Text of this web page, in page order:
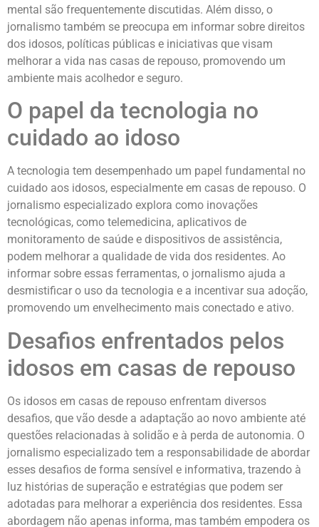
mental são frequentemente discutidas. Além disso, o
jornalismo também se preocupa em informar sobre direitos
dos idosos, políticas públicas e iniciativas que visam
melhorar a vida nas casas de repouso, promovendo um
ambiente mais acolhedor e seguro.
O papel da tecnologia no
cuidado ao idoso
A tecnologia tem desempenhado um papel fundamental no
cuidado aos idosos, especialmente em casas de repouso. O
jornalismo especializado explora como inovações
tecnológicas, como telemedicina, aplicativos de
monitoramento de saúde e dispositivos de assistência,
podem melhorar a qualidade de vida dos residentes. Ao
informar sobre essas ferramentas, o jornalismo ajuda a
desmistificar o uso da tecnologia e a incentivar sua adoção,
promovendo um envelhecimento mais conectado e ativo.
Desafios enfrentados pelos
idosos em casas de repouso
Os idosos em casas de repouso enfrentam diversos
desafios, que vão desde a adaptação ao novo ambiente até
questões relacionadas à solidão e à perda de autonomia. O
jornalismo especializado tem a responsabilidade de abordar
esses desafios de forma sensível e informativa, trazendo à
luz histórias de superação e estratégias que podem ser
adotadas para melhorar a experiência dos residentes. Essa
abordagem não apenas informa, mas também empodera os